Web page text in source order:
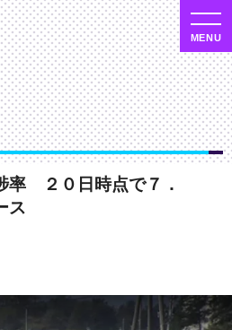
率 ２０日時点で７．
ス